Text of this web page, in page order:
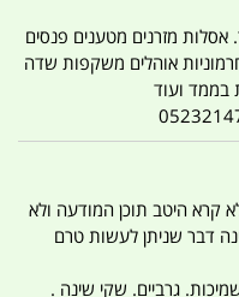
אסלות מזרנים מטענים פנסים
אוהלים משקפות שדה
בממד ועוד
לא קרא היטב תוכן המודעה ולא
דבר שניתן לעשות טרם
גרביים. שקי שינה .